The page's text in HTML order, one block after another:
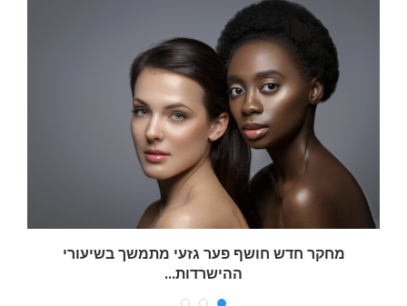
מחקר חדש חושף פער גזעי מתמשך בשיעורי
ההישרדות...